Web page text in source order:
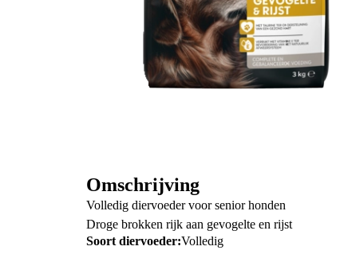
Omschrijving
Volledig diervoeder voor senior honden
Droge brokken rijk aan gevogelte en rijst
Soort diervoeder:Volledig